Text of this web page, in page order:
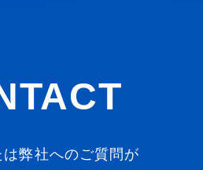
は弊社へのご質問が